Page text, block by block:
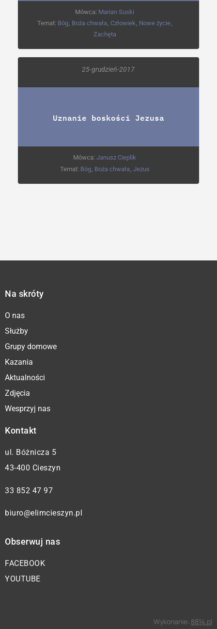
Mówca: Marian Suski
Temat: Bóg, Boża chwała, Człowiek , Nowe życie,
Zachęta
25-grudzień-2017
Uznanie boskości Jezusa
Mówca:Janusz Cieplik
Temat: Bóg, Boża chwała, Jezus
Na skróty
O nas
Służby
Grupy domowe
Kazania
Aktualności
Zdjęcia
Wesprzyj nas
Kontakt
ul. Bóżnicza 5
43-400 Cieszyn
33 852 47 97
biuro@elimcieszyn.pl
Obserwuj nas
FACEBOOK
YOUTUBE
Wykonanie: 8814.pl